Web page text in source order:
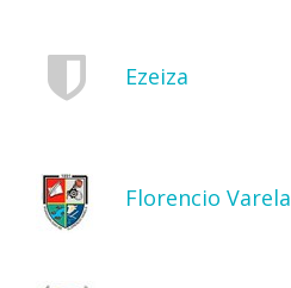
Ezeiza
Florencio Varela